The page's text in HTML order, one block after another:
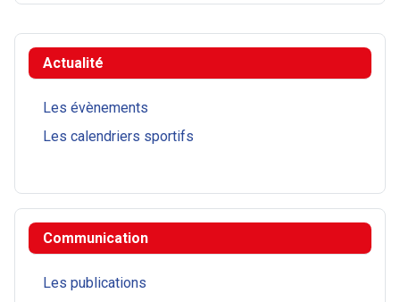
Actualité
Les évènements
Les calendriers sportifs
Communication
Les publications